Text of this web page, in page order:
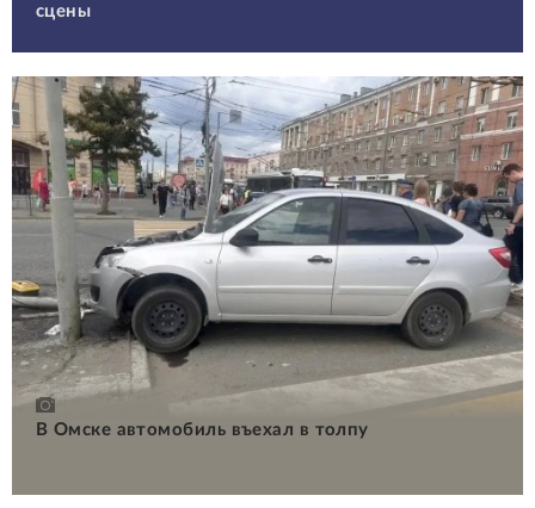
сцены
В Омске автомобиль въехал в толпу